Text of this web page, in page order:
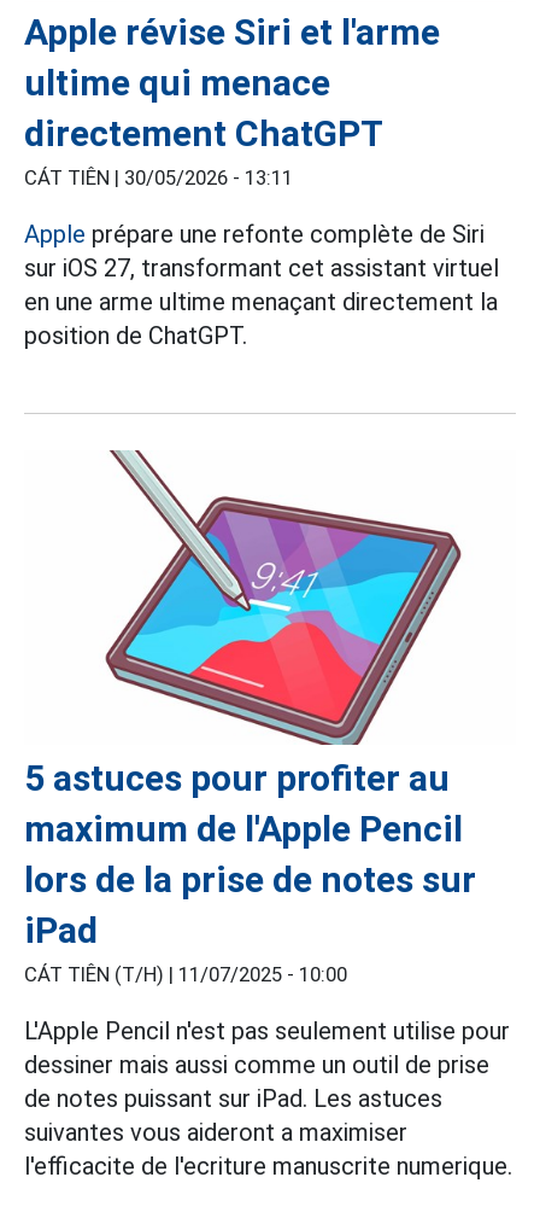
Apple révise Siri et l'arme
ultime qui menace
directement ChatGPT
CÁT TIÊN | 30/05/2026 - 13:11
Apple prépare une refonte complète de Siri
sur iOS 27, transformant cet assistant virtuel
en une arme ultime menaçant directement la
position de ChatGPT.
5 astuces pour profiter au
maximum de l'Apple Pencil
lors de la prise de notes sur
iPad
CÁT TIÊN (T/H) | 11/07/2025 - 10:00
L'Apple Pencil n'est pas seulement utilise pour
dessiner mais aussi comme un outil de prise
de notes puissant sur iPad. Les astuces
suivantes vous aideront a maximiser
l'efficacite de l'ecriture manuscrite numerique.